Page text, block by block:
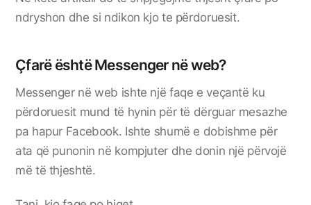
ndryshon dhe si ndikon kjo te përdoruesit.
Çfarë është Messenger në web?
Messenger në web ishte një faqe e veçantë ku
përdoruesit mund të hynin për të dërguar mesazhe
pa hapur Facebook. Ishte shumë e dobishme për
ata që punonin në kompjuter dhe donin një përvojë
më të thjeshtë.